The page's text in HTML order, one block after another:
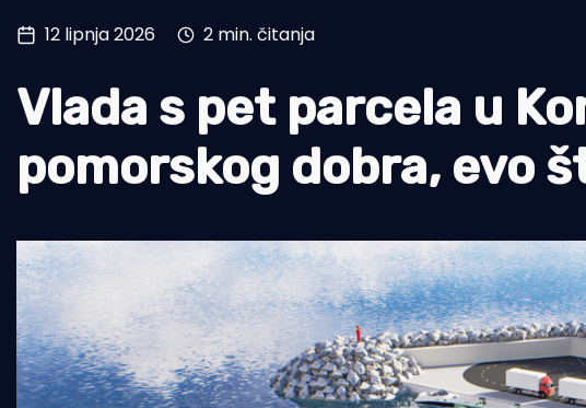
Ribolov
Tradicija i kultura
12 lipnja 2026 2 min. čitanja
Vlada s pet parcela u
pomorskog dobra, evo